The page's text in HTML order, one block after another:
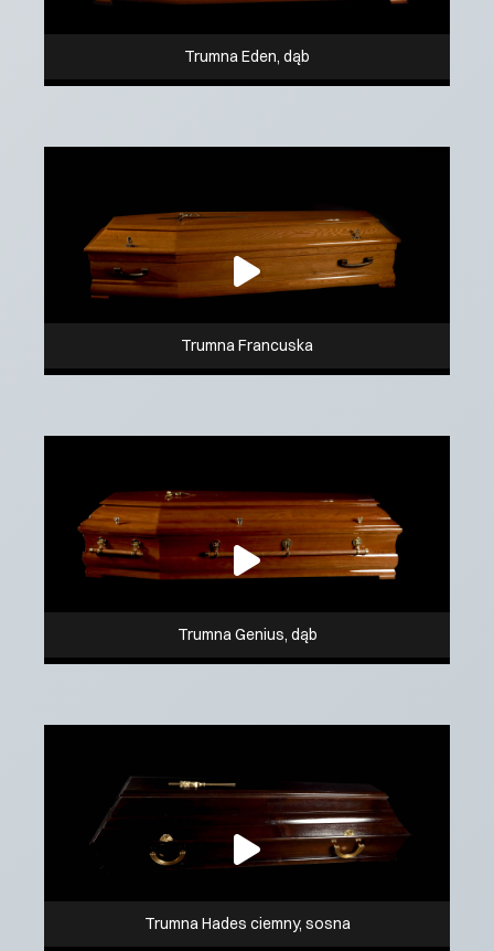
Trumna Eden, dąb
Trumna Francuska
Trumna Genius, dąb
Trumna Hades ciemny, sosna